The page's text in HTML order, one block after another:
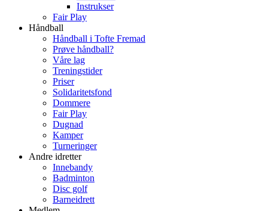
Instrukser
Fair Play
Håndball
Håndball i Tofte Fremad
Prøve håndball?
Våre lag
Treningstider
Priser
Solidaritetsfond
Dommere
Fair Play
Dugnad
Kamper
Turneringer
Andre idretter
Innebandy
Badminton
Disc golf
Barneidrett